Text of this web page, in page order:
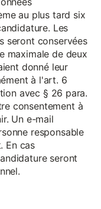
au plus tard six
Les
seront conservées
maximale de deux
donné leur
à l'art. 6
avec § 26 para.
consentement à
Un e-mail
responsable
En cas
seront